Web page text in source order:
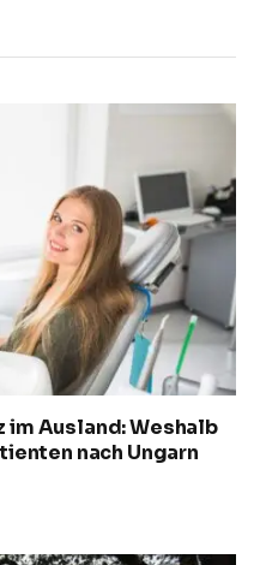
Ausland: Weshalb
nach Ungarn